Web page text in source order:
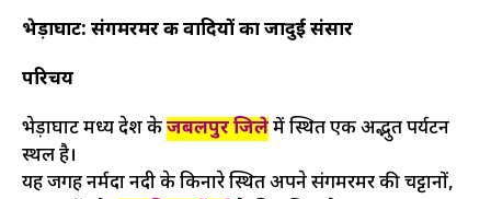
भेड़ाघाट: संगमरमर की वादियों का जादुई संसार
परिचय
भेड़ाघाट मध्य प्रदेश केजबलपुर जिलेमें स्थित एक अद्भुत पर्यटन
स्थल है।
यह जगह नर्मदा नदी के किनारे स्थित अपने संगमरमर की चट्टानों,